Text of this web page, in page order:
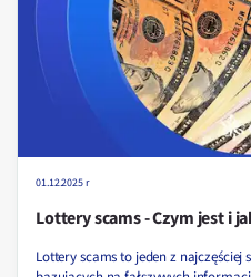
01.12.2025 r
Lottery scams - Czym jest i
Lottery scams to jeden z